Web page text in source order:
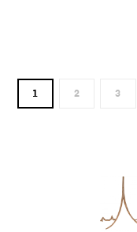
1 2 3